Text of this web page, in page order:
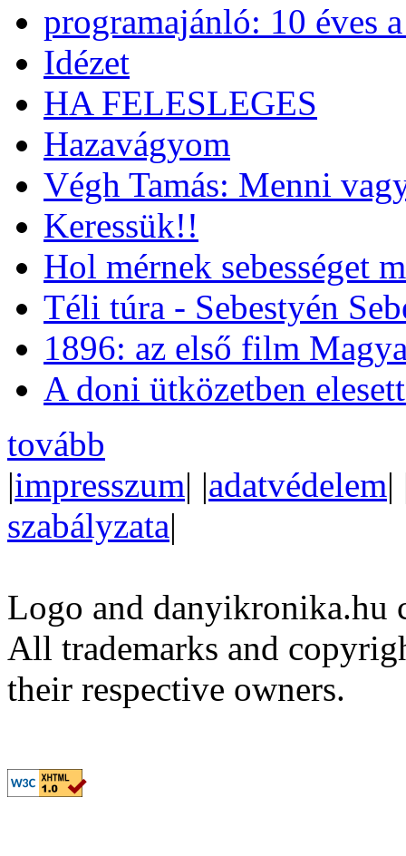
programajánló: 10 éves
Idézet
HA FELESLEGES
Hazavágyom
Végh Tamás: Menni
Keressük!!
Hol mérnek sebességet
Téli túra - Sebestyén
1896: az első film
A doni ütközetben
tovább
|impresszum| |adatvédelem|
szabályzata|
Logo and
All trademarks and
their respective owners.